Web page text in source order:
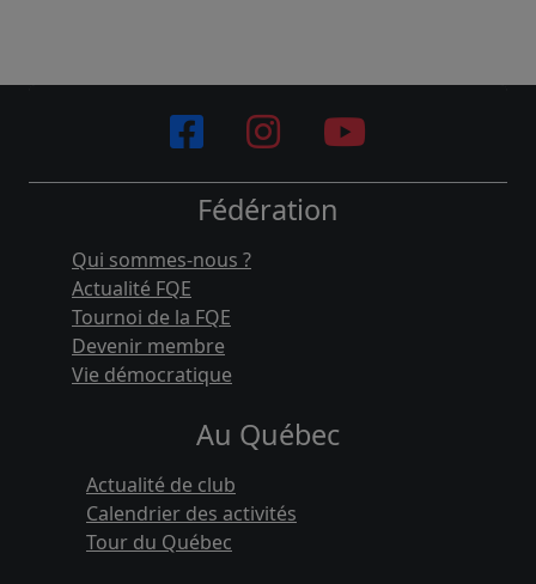
Fédération
Qui sommes-nous ?
Actualité FQE
Tournoi de la FQE
Devenir membre
Vie démocratique
Au Québec
Actualité de club
Calendrier des activités
Tour du Québec